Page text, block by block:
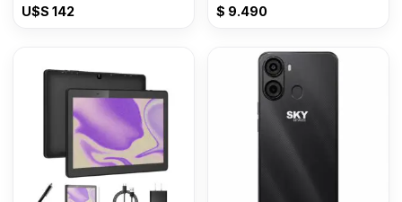
U$S 142 $ 9.490